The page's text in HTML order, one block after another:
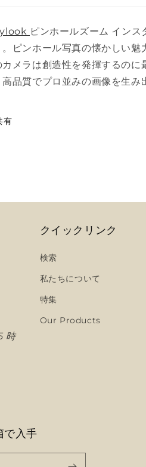
ピンホールズーム イン
。ピンホール写真の懐かしい魅
カメラは創造性を発揮するの
高品質でプロ並みの画像を生み
有
時
クイックリンク
検索
私たちについて
特集
Our Products
で入手